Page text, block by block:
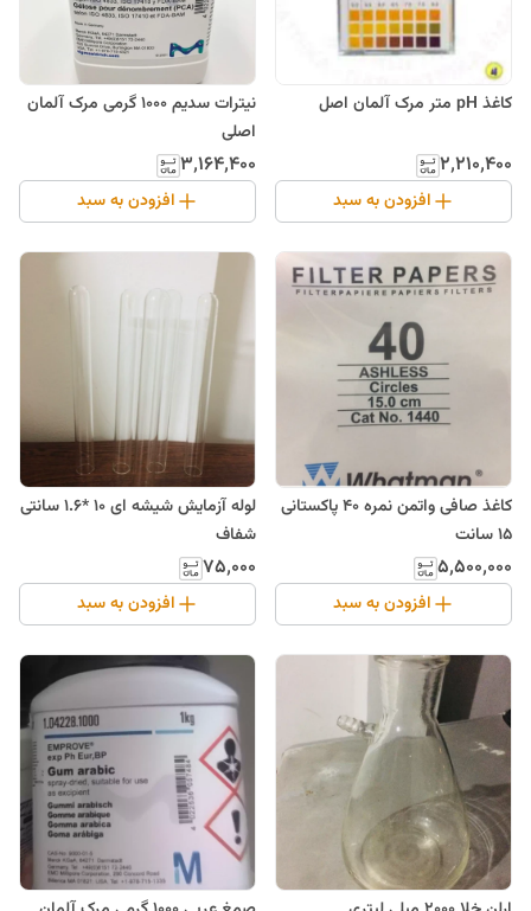
کاغذ pH متر مرک آلمان اصل
۲٬۲۱۰٬۴۰۰
افزودن به سبد
نیترات سدیم 1000 گرمی مرک آلمان
اصلی
۳٬۱۶۴٬۴۰۰
افزودن به سبد
کاغذ صافی واتمن نمره 40 پاکستانی
15 سانت
۵٬۵۰۰٬۰۰۰
افزودن به سبد
لوله آزمایش شیشه ای 10 *1.6 سانتی
شفاف
۷۵٬۰۰۰
افزودن به سبد